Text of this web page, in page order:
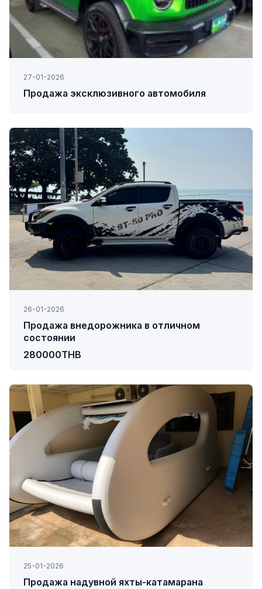
27-01-2026
Продажа эксклюзивного автомобиля
26-01-2026
Продажа внедорожника в отличном
состоянии
280000THB
25-01-2026
Продажа надувной яхты-катамарана